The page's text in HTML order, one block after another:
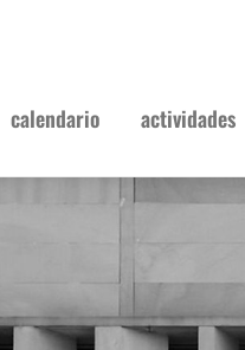
calendario actividades